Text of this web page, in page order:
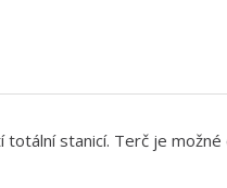
stanicí. Terč je